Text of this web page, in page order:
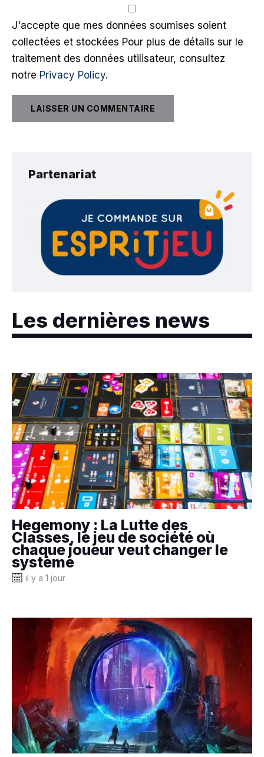
J'accepte que mes données soumises soient
collectées et stockées Pour plus de détails sur le
traitement des données utilisateur, consultez
notre Privacy Policy.
Partenariat
Les dernières news
Hegemony : La Lutte des
Classes, le jeu de société où
chaque joueur veut changer le
système
il y a 1 jour